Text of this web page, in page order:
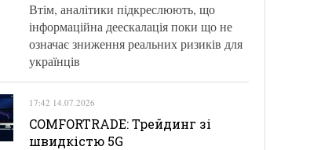
Втім, аналітики підкреслюють, що
інформаційна деескалація поки що не
означає зниження реальних ризиків для
українців
17:42 14.07.2026
COMFORTRADE: Трейдинг зі
швидкістю 5G